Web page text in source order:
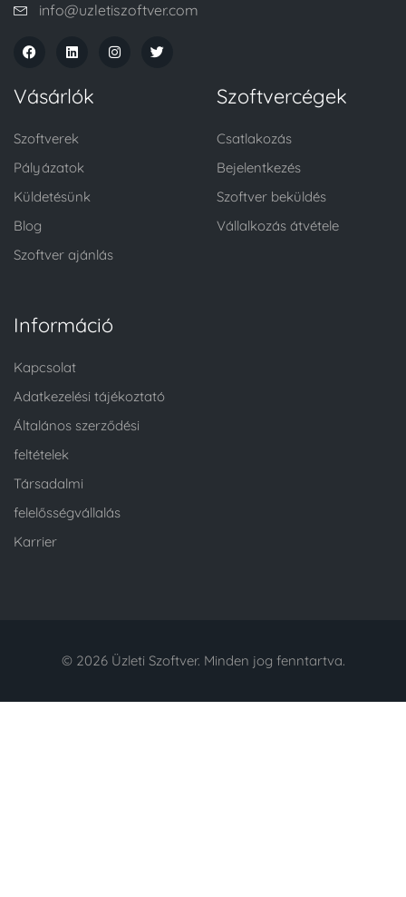
info@uzletiszoftver.com
Vásárlók
Szoftverek
Pályázatok
Küldetésünk
Blog
Szoftver ajánlás
Szoftvercégek
Csatlakozás
Bejelentkezés
Szoftver beküldés
Vállalkozás átvétele
Információ
Kapcsolat
Adatkezelési tájékoztató
Általános szerződési
feltételek
Társadalmi
felelősségvállalás
Karrier
© 2026 Üzleti Szoftver. Minden jog fenntartva.